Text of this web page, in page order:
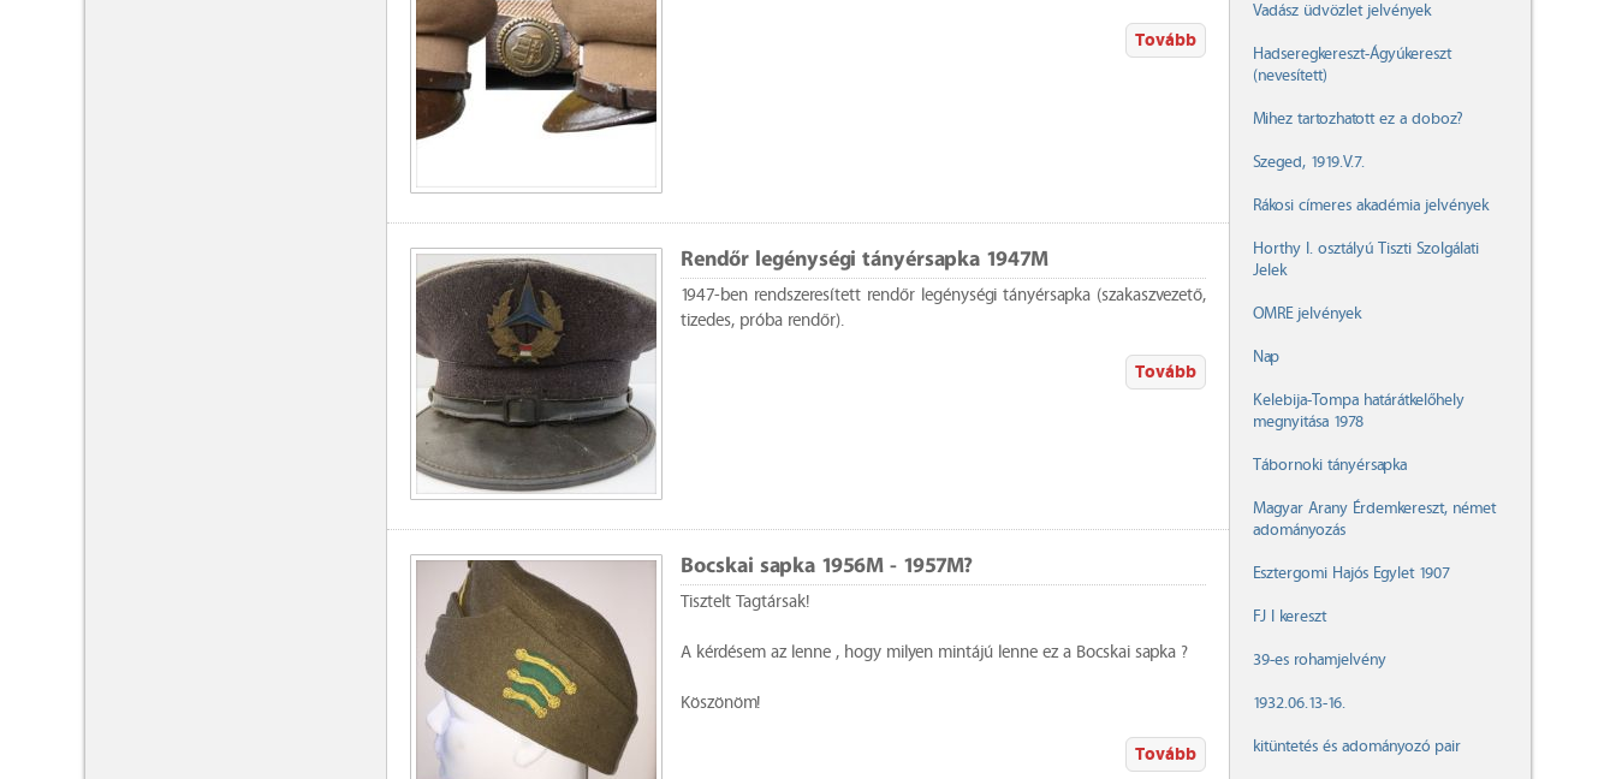
Tovább
Rendőr legénységi tányérsapka 1947M
1947-ben rendszeresített rendőr legénységi tányérsapka (szakaszvezető,
tizedes, próba rendőr).
Tovább
Bocskai sapka 1956M - 1957M?
Tisztelt Tagtársak!
A kérdésem az lenne , hogy milyen mintájú lenne ez a Bocskai sapka ?
Köszönöm!
Tovább
Vadász üdvözlet jelvények
Hadseregkereszt-Ágyúkereszt
(nevesített)
Mihez tartozhatott ez a doboz?
Szeged, 1919.V.7.
Rákosi címeres akadémia jelvények
Horthy I. osztályú Tiszti Szolgálati
Jelek
OMRE jelvények
Nap
Kelebija-Tompa határátkelőhely
megnyitása 1978
Tábornoki tányérsapka
Magyar Arany Érdemkereszt, német
adományozás
Esztergomi Hajós Egylet 1907
FJ I kereszt
39-es rohamjelvény
1932.06.13-16.
kitüntetés és adományozó pair